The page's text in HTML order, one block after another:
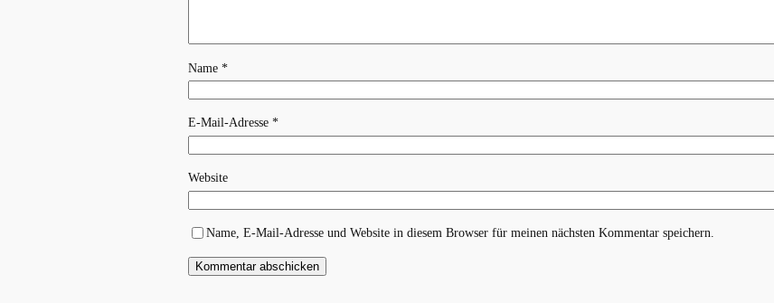
Name *
E-Mail-Adresse *
Website
Name, E-Mail-Adresse und Website in diesem Browser für meinen nächsten Kommentar speichern.